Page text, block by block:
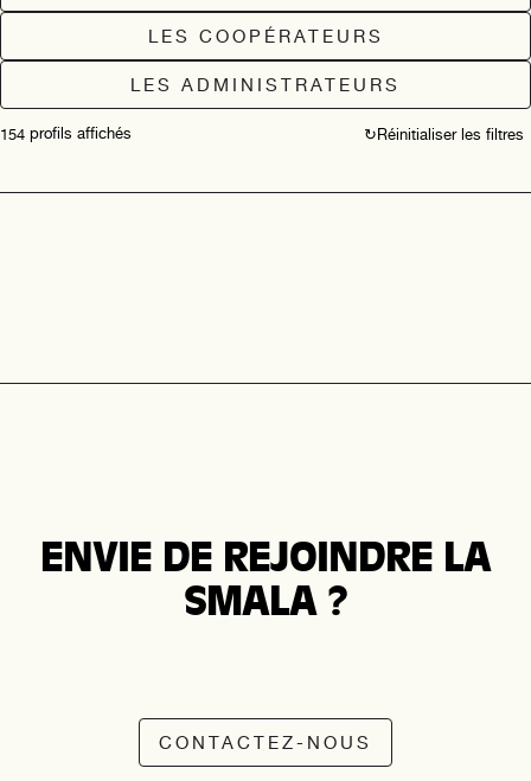
LES COOPÉRATEURS
LES ADMINISTRATEURS
154 profils affichés ↻ Réinitialiser les filtres
ENVIE DE REJOINDRE LA
SMALA ?
CONTACTEZ-NOUS